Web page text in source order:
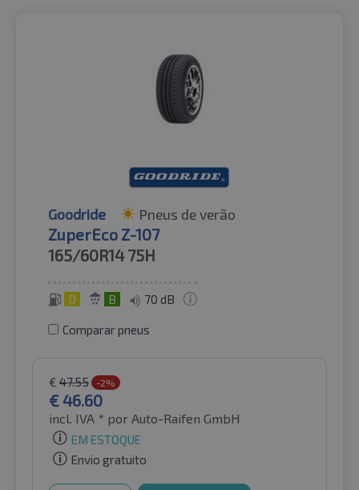
Goodride Pneus de verão
ZuperEco Z-107
165/60R14 75H
D B 70 dB
Comparar pneus
€ 47.55 -2%
€ 46.60
incl. IVA * por Auto-Raifen GmbH
EM ESTOQUE
Envio gratuito